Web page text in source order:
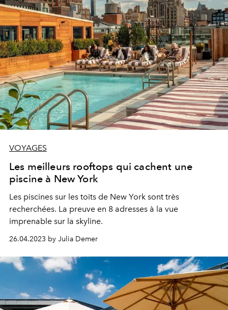
VOYAGES
Les meilleurs rooftops qui cachent une
piscine à New York
Les piscines sur les toits de New York sont très
recherchées. La preuve en 8 adresses à la vue
imprenable sur la skyline.
26.04.2023 by Julia Demer